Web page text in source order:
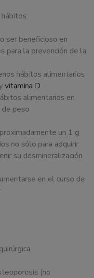
ser beneficioso en
para la prevención de la
hábitos alimentarios
vitamina D
alimentarios en
peso
un 1 g
no sólo para adquirir
su desmineralización.
en el curso de
(no